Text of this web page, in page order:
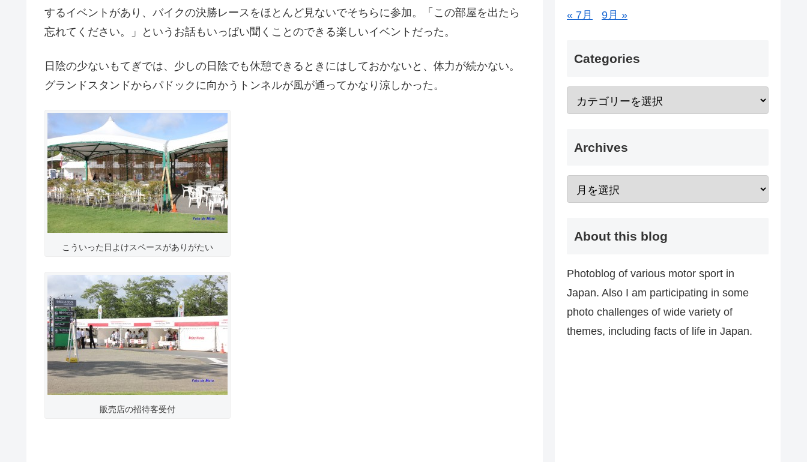
するイベントがあり、バイクの決勝レースをほとんど見ないでそちらに参加。「この部屋を出たら
忘れてください。」というお話もいっぱい聞くことのできる楽しいイベントだった。
日陰の少ないもてぎでは、少しの日陰でも休憩できるときにはしておかないと、体力が続かない。
グランドスタンドからパドックに向かうトンネルが風が通ってかなり涼しかった。
こういった日よけスペースがありがたい
販売店の招待客受付
« 7月 9月 »
Categories
Archives
About this blog
Photoblog of various motor sport in
Japan. Also I am participating in some
photo challenges of wide variety of
themes, including facts of life in Japan.